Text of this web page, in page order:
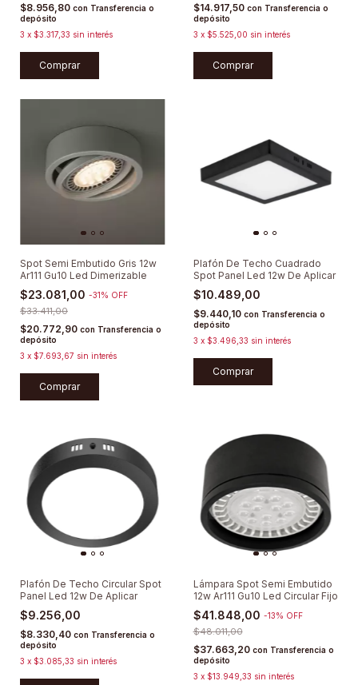
$8.956,80 con Transferencia o
depósito
3 x $3.317,33 sin interés
Comprar
$14.917,50 con Transferencia o
depósito
3 x $5.525,00 sin interés
Comprar
Spot Semi Embutido Gris 12w
Ar111 Gu10 Led Dimerizable
$23.081,00 -31% OFF
$33.411,00
$20.772,90 con Transferencia o
depósito
3 x $7.693,67 sin interés
Comprar
Plafón De Techo Cuadrado
Spot Panel Led 12w De Aplicar
$10.489,00
$9.440,10 con Transferencia o
depósito
3 x $3.496,33 sin interés
Comprar
Plafón De Techo Circular Spot
Panel Led 12w De Aplicar
$9.256,00
$8.330,40 con Transferencia o
depósito
3 x $3.085,33 sin interés
Lámpara Spot Semi Embutido
12w Ar111 Gu10 Led Circular Fijo
$41.848,00 -13% OFF
$48.011,00
$37.663,20 con Transferencia o
depósito
3 x $13.949,33 sin interés